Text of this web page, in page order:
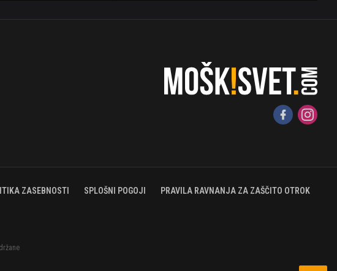
ZASEBNOSTI SPLOŠNI POGOJI PRAVILA RAVNANJA ZA ZAŠČITO OTROK